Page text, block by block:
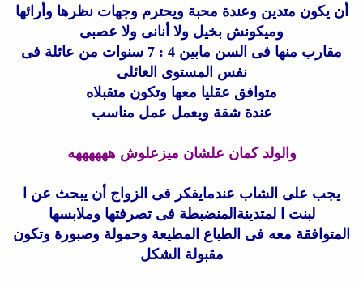
أن يكون متدين وعندة محبة ويحترم وجهات نظرها وأرائها
وميكونش بخيل ولا أنانى ولا عصبى
مقارب منها فى السن مابين 4 : 7 سنوات من عائلة فى
نفس المستوى العائلى
متوافق عقليا معها وتكون متقبلاه
عندة شقة ويعمل عمل مناسب
والولد كمان علشان ميزعلوش ههههههه
يجب على الشاب عندمايفكر فى الزواج أن يبحث عن ا
لبنت ا لمتدينةالمنضبطة فى تصرفتها وملابسها
المتوافقة معه فى الطباع المطيعة وحمولة وصبورة وتكون
مقبولة الشكل